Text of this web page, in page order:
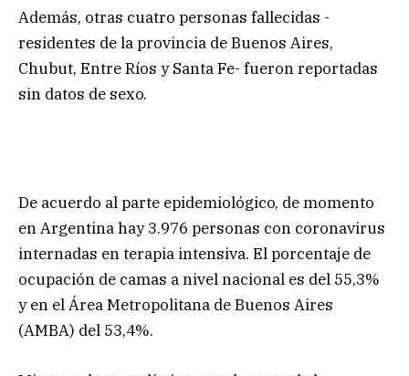
Además, otras cuatro personas fallecidas -
residentes de la provincia de Buenos Aires,
Chubut, Entre Ríos y Santa Fe- fueron reportadas
sin datos de sexo.
De acuerdo al parte epidemiológico, de momento
en Argentina hay 3.976 personas con coronavirus
internadas en terapia intensiva. El porcentaje de
ocupación de camas a nivel nacional es del 55,3%
y en el Área Metropolitana de Buenos Aires
(AMBA) del 53,4%.